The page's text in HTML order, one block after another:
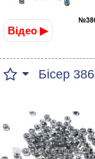
Відео ▶
Бісер